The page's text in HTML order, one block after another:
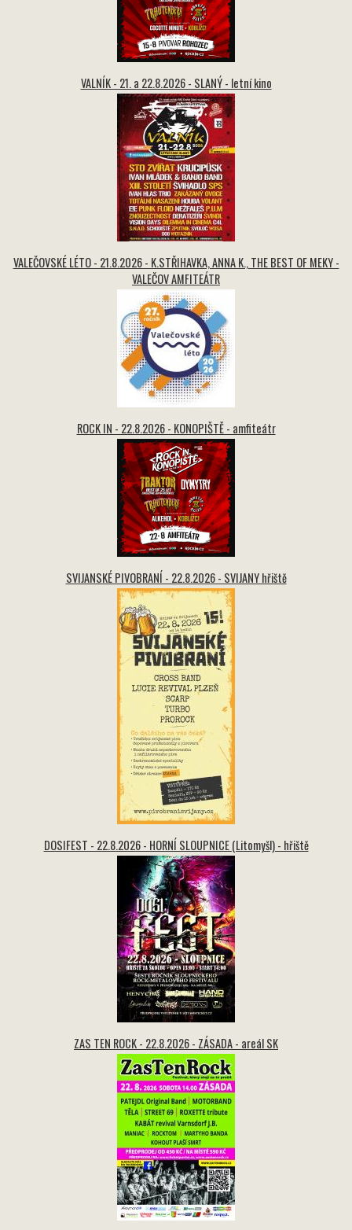
VALNÍK - 21. a 22.8.2026 - SLANÝ - letní kino
VALEČOVSKÉ LÉTO - 21.8.2026 - K.STŘIHAVKA, ANNA K., THE BEST OF MEKY -
VALEČOV AMFITEÁTR
ROCK IN - 22.8.2026 - KONOPIŠTĚ - amfiteátr
SVIJANSKÉ PIVOBRANÍ - 22.8.2026 - SVIJANY hřiště
DOSIFEST - 22.8.2026 - HORNÍ SLOUPNICE (Litomyšl) - hřiště
ZAS TEN ROCK - 22.8.2026 - ZÁSADA - areál SK